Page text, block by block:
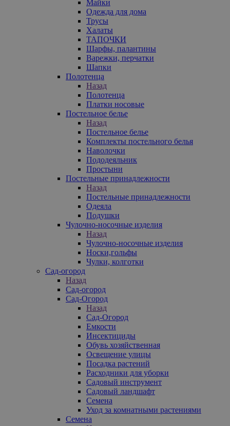
Майки
Одежда для дома
Трусы
Халаты
ТАПОЧКИ
Шарфы, палантины
Варежки, перчатки
Шапки
Полотенца
Назад
Полотенца
Платки носовые
Постельное белье
Назад
Постельное белье
Комплекты постельного белья
Наволочки
Пододеяльник
Простыни
Постельные принадлежности
Назад
Постельные принадлежности
Одеяла
Подушки
Чулочно-носочные изделия
Назад
Чулочно-носочные изделия
Носки,гольфы
Чулки, колготки
Сад-огород
Назад
Сад-огород
Сад-Огород
Назад
Сад-Огород
Емкости
Инсектициды
Обувь хозяйственная
Освещение улицы
Посадка растений
Расходники для уборки
Садовый инструмент
Садовый ландшафт
Семена
Уход за комнатными растениями
Семена